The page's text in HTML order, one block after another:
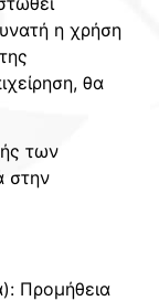
η χρήση
θα
των
στην
Προμήθεια